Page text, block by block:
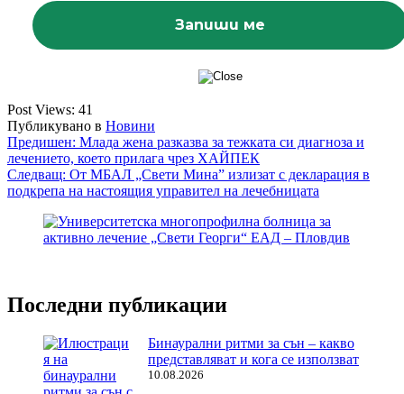
Post Views: 41
Публикувано в Новини
Навигация
Предишен: Млада жена разказва за тежката си диагноза и
лечението, което прилага чрез ХАЙПЕК
Следващ: От МБАЛ „Свети Мина” излизат с декларация в
подкрепа на настоящия управител на лечебницата
Последни публикации
Бинаурални ритми за сън – какво
представляват и кога се използват
10.08.2026